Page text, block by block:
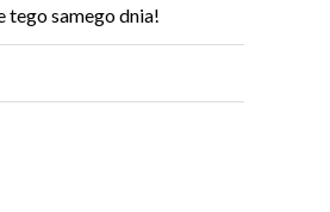
tego samego dnia!